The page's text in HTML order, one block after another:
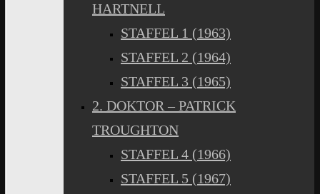
HARTNELL
STAFFEL 1 (1963)
STAFFEL 2 (1964)
STAFFEL 3 (1965)
2. DOKTOR – PATRICK
TROUGHTON
STAFFEL 4 (1966)
STAFFEL 5 (1967)